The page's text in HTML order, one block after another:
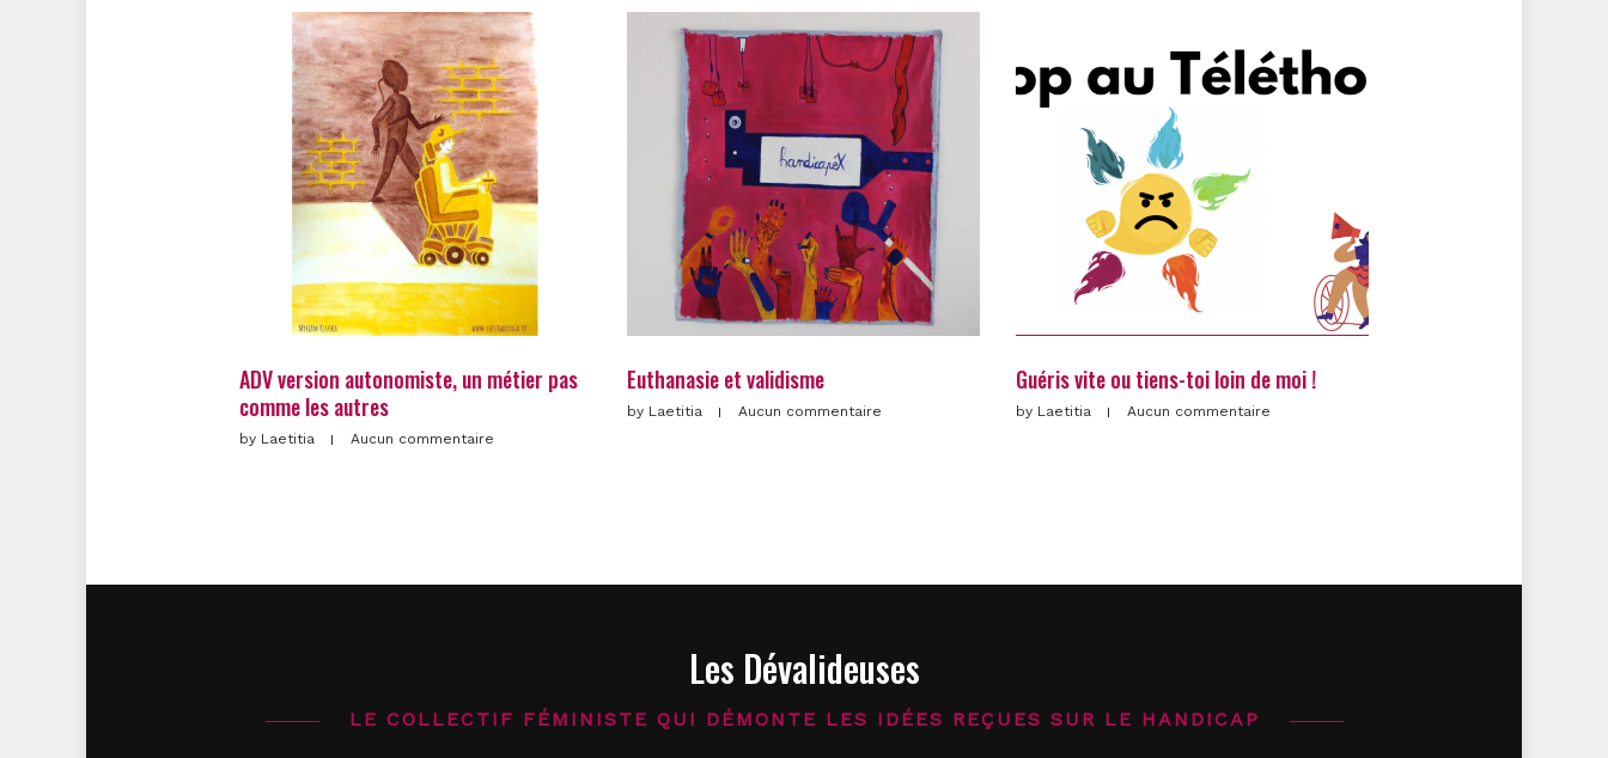
ADV version autonomiste, un métier pas
comme les autres
byLaetitia Aucun commentaire
Euthanasie et validisme
by Laetitia Aucun commentaire
Guéris vite ou tiens-toi loin de moi !
by Laetitia Aucun commentaire
Les Dévalideuses
LE COLLECTIF FÉMINISTE QUI DÉMONTE LES IDÉES REÇUES SUR LE HANDICAP